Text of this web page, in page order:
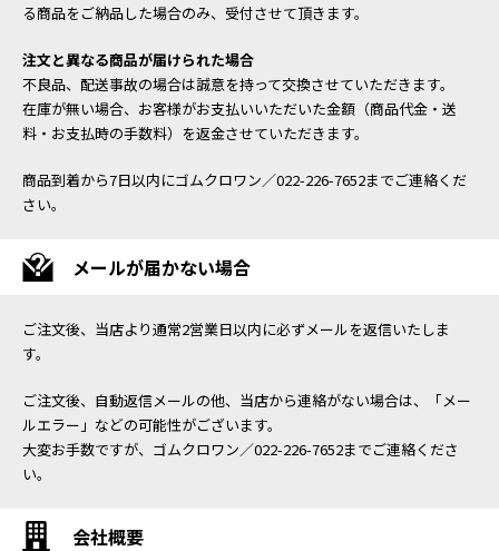
る商品をご納品した場合のみ、受付させて頂きます。
注文と異なる商品が届けられた場合
不良品、配送事故の場合は誠意を持って交換させていただきます。
在庫が無い場合、お客様がお支払いいただいた金額（商品代金・送
料・お支払時の手数料）を返金させていただきます。
商品到着から7日以内にゴムクロワン／022-226-7652までご連絡くだ
さい。
メールが届かない場合
ご注文後、当店より通常2営業日以内に必ずメールを返信いたしま
す。
ご注文後、自動返信メールの他、当店から連絡がない場合は、「メー
ルエラー」などの可能性がございます。
大変お手数ですが、ゴムクロワン／022-226-7652までご連絡くださ
い。
会社概要